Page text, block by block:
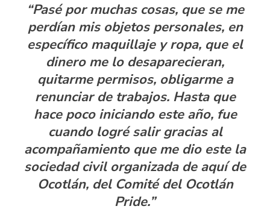
“Pasé por muchas cosas, que se me
perdían mis objetos personales, en
específico maquillaje y ropa, que el
dinero me lo desaparecieran,
quitarme permisos, obligarme a
renunciar de trabajos. Hasta que
hace poco iniciando este año, fue
cuando logré salir gracias al
acompañamiento que me dio este la
sociedad civil organizada de aquí de
Ocotlán, del Comité del Ocotlán
Pride.”